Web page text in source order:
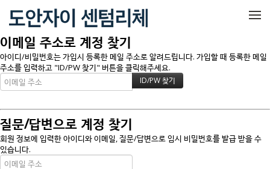
메뉴 건너뛰기
이메일 주소로 계정 찾기
아이디/비밀번호는 가입시 등록한 메일 주소로 알려드립니다. 가입할 때 등록한 메일
주소를 입력하고 "ID/PW 찾기" 버튼을 클릭해주세요.
질문/답변으로 계정 찾기
회원 정보에 입력한 아이디와 이메일, 질문/답변으로 임시 비밀번호를 발급 받을 수
있습니다.